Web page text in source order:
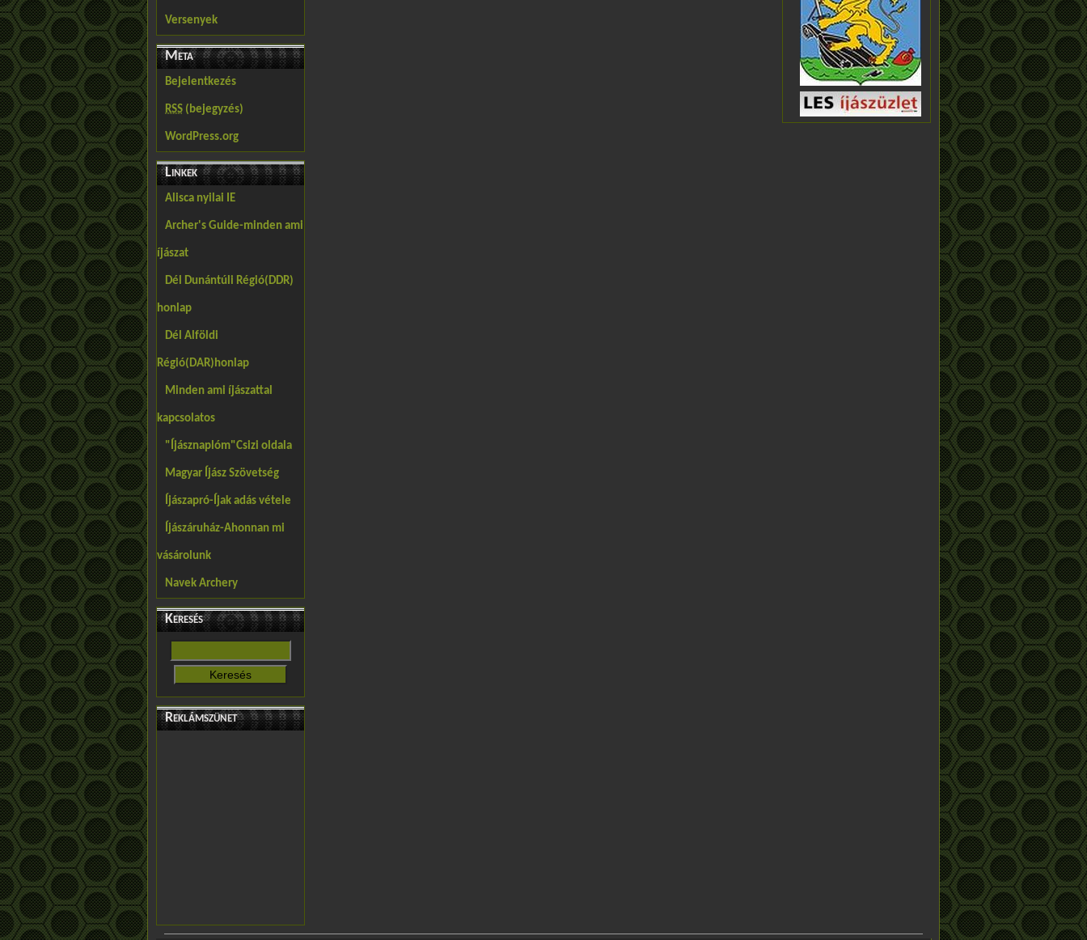
Versenyek
Meta
Bejelentkezés
RSS (bejegyzés)
WordPress.org
Linkek
Alisca nyilai IE
Archer's Guide-minden ami
íjászat
Dél Dunántúli Régió(DDR)
honlap
Dél Alföldi
Régió(DAR)honlap
Minden ami íjászattal
kapcsolatos
"Íjásznaplóm"Csizi oldala
Magyar Íjász Szövetség
Íjászapró-Íjak adás vétele
Íjászáruház-Ahonnan mi
vásárolunk
Navek Archery
Keresés
Reklámszünet